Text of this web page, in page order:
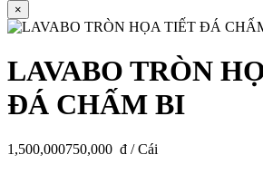
×
LAVABO TRÒN
ĐÁ CHẤM BI
1,500,000750,000 đ / Cái